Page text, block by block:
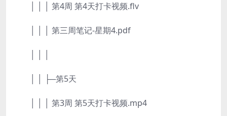
│ │ │ 第4周 第4天打卡视频.flv
│ │ │ 第三周笔记-星期4.pdf
│ │ ├─第5天
│ │ │ 第3周 第5天打卡视频.mp4